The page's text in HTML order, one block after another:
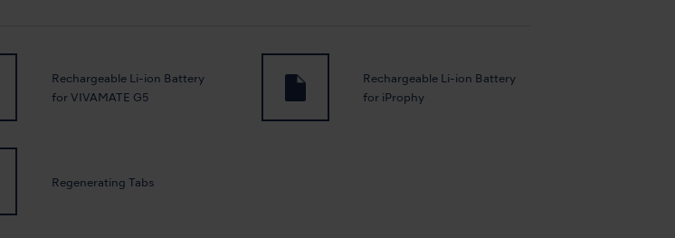
Rechargeable Li-ion Battery
for VIVAMATE G5
Rechargeable Li-ion Battery
for iProphy
Regenerating Tabs